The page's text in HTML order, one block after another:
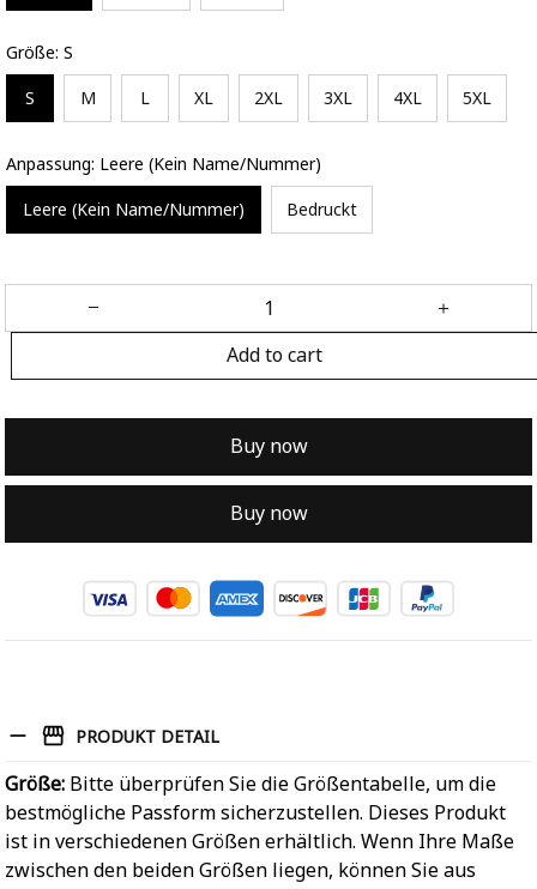
Größe: S
S M L XL 2XL 3XL 4XL 5XL
Anpassung: Leere (Kein Name/Nummer)
Leere (Kein Name/Nummer) Bedruckt
Add to cart
Buy now
Buy now
PRODUKT DETAIL
Größe: Bitte überprüfen Sie die Größentabelle, um die
bestmögliche Passform sicherzustellen. Dieses Produkt
ist in verschiedenen Größen erhältlich. Wenn Ihre Maße
zwischen den beiden Größen liegen, können Sie aus